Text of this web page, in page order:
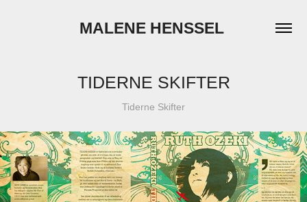
MALENE HENSSEL
TIDERNE SKIFTER
Tiderne Skifter